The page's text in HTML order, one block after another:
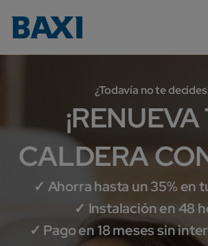
¿Todavía no te
CALDERA
✓ Ahorra hasta un 35% en
✓ Instalación en 48
✓ Pago en 18 meses sin